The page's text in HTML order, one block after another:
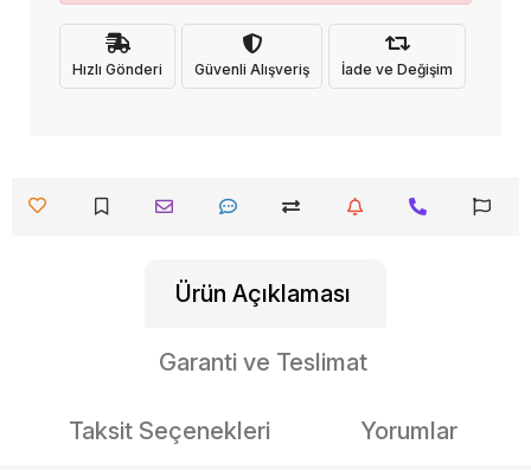
Hızlı Gönderi Güvenli Alışveriş İade ve Değişim
Ürün Açıklaması
Garanti ve Teslimat
Taksit Seçenekleri Yorumlar